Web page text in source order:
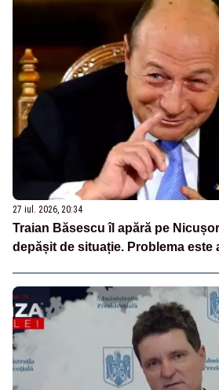
27 iul. 2026, 20:34
Traian Băsescu îl apără pe
depășit de situație. Problema este